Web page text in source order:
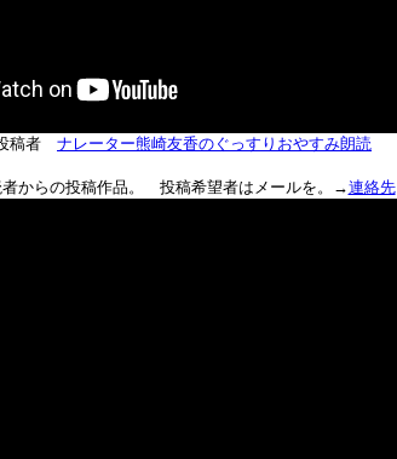
稿者 ナレーター熊崎友香のぐっすりおやすみ朗読
からの投稿作品。 投稿希望者はメールを。→連絡先